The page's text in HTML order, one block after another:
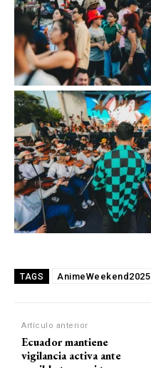
TAGS AnimeWeekend2025
Artículo anterior
Ecuador mantiene
vigilancia activa ante